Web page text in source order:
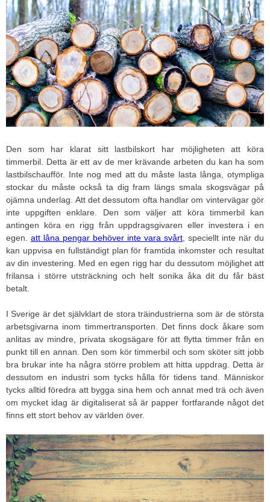
Den som har klarat sitt lastbilskort har möjligheten att köra
timmerbil. Detta är ett av de mer krävande arbeten du kan ha som
lastbilschaufför. Inte nog med att du måste lasta långa, otympliga
stockar du måste också ta dig fram längs smala skogsvägar på
ojämna underlag. Att det dessutom ofta handlar om vintervägar gör
inte uppgiften enklare. Den som väljer att köra timmerbil kan
antingen köra en rigg från uppdragsgivaren eller investera i en
egen. att låna pengar behöver inte vara svårt, speciellt inte när du
kan uppvisa en fullständigt plan för framtida inkomster och resultat
av din investering. Med en egen rigg har du dessutom möjlighet att
frilansa i större utsträckning och helt sonika åka dit du får bäst
betalt.
I Sverige är det självklart de stora träindustrierna som är de största
arbetsgivarna inom timmertransporten. Det finns dock åkare som
anlitas av mindre, privata skogsägare för att flytta timmer från en
punkt till en annan. Den som kör timmerbil och som sköter sitt jobb
bra brukar inte ha några större problem att hitta uppdrag. Detta är
dessutom en industri som tycks hålla för tidens tand. Människor
tycks alltid föredra att bygga sina hem och annat med trä och även
om mycket idag är digitaliserat så är papper fortfarande något det
finns ett stort behov av världen över.